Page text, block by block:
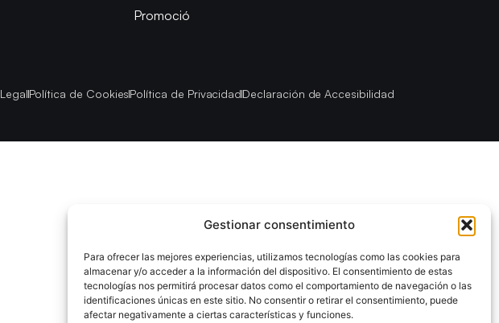
Gestionar consentimiento
Para ofrecer las mejores experiencias, utilizamos tecnologías como las cookies para
almacenar y/o acceder a la información del dispositivo. El consentimiento de estas
tecnologías nos permitirá procesar datos como el comportamiento de navegación o las
identificaciones únicas en este sitio. No consentir o retirar el consentimiento, puede
afectar negativamente a ciertas características y funciones.
Promoció
Política de CookiesPolítica de PrivacidadDeclaración de Accesibilidad